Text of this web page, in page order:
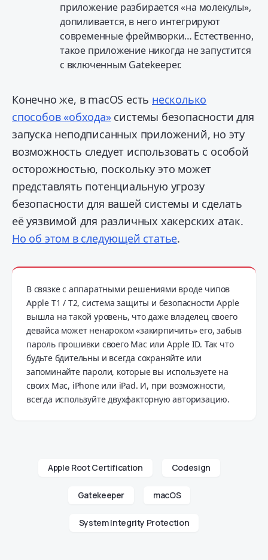
приложение разбирается «на молекулы»,
допиливается, в него интегрируют
современные фреймворки… Естественно,
такое приложение никогда не запустится
с включенным Gatekeeper.
Конечно же, в macOS есть несколько
способов «обхода»системы безопасности для
запуска неподписанных приложений, но эту
возможность следует использовать с особой
осторожностью, поскольку это может
представлять потенциальную угрозу
безопасности для вашей системы и сделать
её уязвимой для различных хакерских атак.
Но об этом в следующей статье.
В связке с аппаратными решениями вроде чипов
Apple T1 / T2, система защиты и безопасности Apple
вышла на такой уровень, что даже владелец своего
девайса может ненароком «закирпичить» его, забыв
пароль прошивки своего Mac или Apple ID. Так что
будьте бдительны и всегда сохраняйте или
запоминайте пароли, которые вы используете на
своих Mac, iPhone или iPad. И, при возможности,
всегда используйте двухфакторную авторизацию.
Apple Root Certification Codesign
Gatekeeper macOS
System Integrity Protection